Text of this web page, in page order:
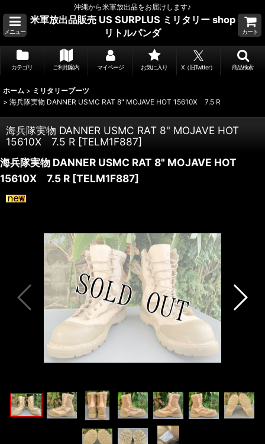
沖縄から米軍放出品をお届けします♪
メニュー
米軍放出品販売 US SURPLUS ミリタリー shop
リトルパンダ
カート
カテゴリ ご利用案内 マイページ お気に入り X（旧Twitter） 商品検索
ホーム > ミリタリーブーツ
> 海兵隊実物 DANNER USMC RAT 8" MOJAVE HOT 15610X 7.5 R
海兵隊実物 DANNER USMC RAT 8" MOJAVE HOT
15610X 7.5 R [TELM1F887]
海兵隊実物 DANNER USMC RAT 8" MOJAVE HOT
15610X 7.5 R [TELM1F887]